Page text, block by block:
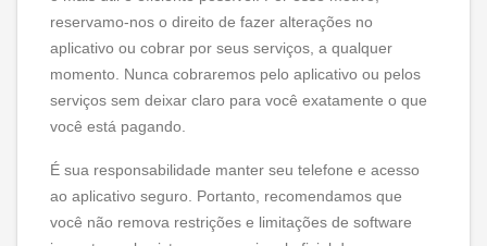
reservamo-nos o direito de fazer alterações no
aplicativo ou cobrar por seus serviços, a qualquer
momento. Nunca cobraremos pelo aplicativo ou pelos
serviços sem deixar claro para você exatamente o que
você está pagando.
É sua responsabilidade manter seu telefone e acesso
ao aplicativo seguro. Portanto, recomendamos que
você não remova restrições e limitações de software